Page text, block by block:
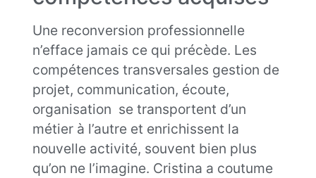
Une reconversion professionnelle
n’efface jamais ce qui précède. Les
compétences transversales gestion de
projet, communication, écoute,
organisation se transportent d’un
métier à l’autre et enrichissent la
nouvelle activité, souvent bien plus
qu’on ne l’imagine. Cristina a coutume